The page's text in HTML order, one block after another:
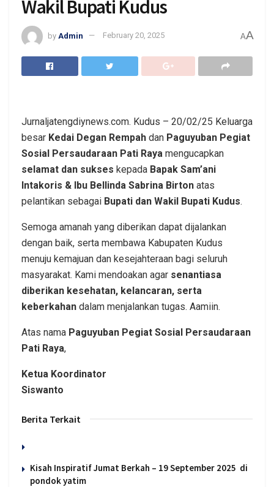
Wakil Bupati Kudus
by Admin February 20, 2025 AA
Jurnaljatengdiynews.com. Kudus – 20/02/25 Keluarga
besar Kedai Degan Rempah dan Paguyuban Pegiat
Sosial Persaudaraan Pati Raya mengucapkan
selamat dan sukses kepada Bapak Sam’ani
Intakoris & Ibu Bellinda Sabrina Birton atas
pelantikan sebagai Bupati dan Wakil Bupati Kudus.
Semoga amanah yang diberikan dapat dijalankan
dengan baik, serta membawa Kabupaten Kudus
menuju kemajuan dan kesejahteraan bagi seluruh
masyarakat. Kami mendoakan agar senantiasa
diberikan kesehatan, kelancaran, serta
keberkahan dalam menjalankan tugas. Aamiin.
Atas nama Paguyuban Pegiat Sosial Persaudaraan
Pati Raya,
Ketua Koordinator
Siswanto
Berita Terkait
Kisah Inspiratif Jumat Berkah – 19 September 2025 di
pondok yatim